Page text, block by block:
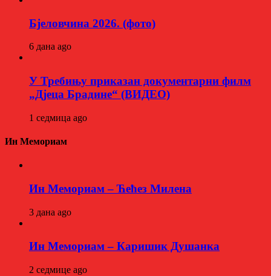
Бјеловчина 2026. (фото)
6 дана ago
У Требињу приказан документарни филм
„Дјеца Брадине“ (ВИДЕО)
1 седмица ago
Ин Мемориам
Ин Мемориам – Ћећез Милена
3 дана ago
Ин Мемориам – Каришик Душанка
2 седмице ago